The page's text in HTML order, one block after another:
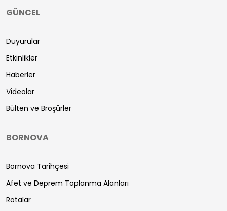
GÜNCEL
Duyurular
Etkinlikler
Haberler
Videolar
Bülten ve Broşürler
BORNOVA
Bornova Tarihçesi
Afet ve Deprem Toplanma Alanları
Rotalar